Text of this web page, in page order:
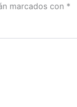
marcados con *